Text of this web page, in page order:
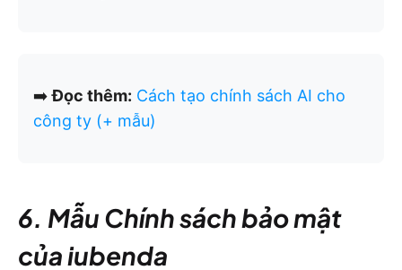
➡️Đọc thêm: Cách tạo chính sách AI cho
công ty (+ mẫu)
6. Mẫu Chính sách bảo mật
của iubenda